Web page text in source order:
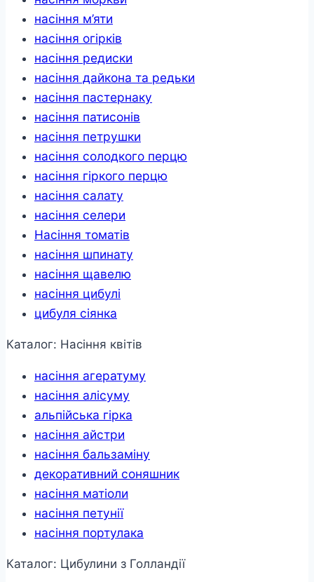
насіння м’яти
насіння огірків
насіння редиски
насіння дайкона та редьки
насіння пастернаку
насіння патисонів
насіння петрушки
насіння солодкого перцю
насіння гіркого перцю
насіння салату
насіння селери
Насіння томатів
насіння шпинату
насіння щавелю
насіння цибулі
цибуля сіянка
Каталог: Насіння квітів
насіння агератуму
насіння алісуму
альпійська гірка
насіння айстри
насіння бальзаміну
декоративний соняшник
насіння матіоли
насіння петунії
насіння портулака
Каталог: Цибулини з Голландії